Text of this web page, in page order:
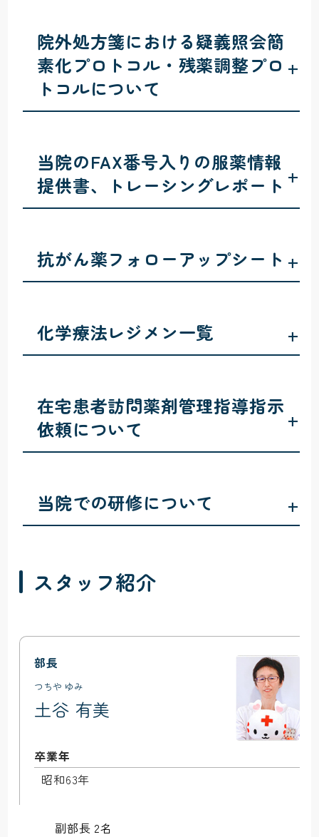
院外処方箋における疑義照会簡
素化プロトコル・残薬調整プロ
トコルについて
+
当院のFAX番号入りの服薬情報
提供書、トレーシングレポート +
抗がん薬フォローアップシート +
化学療法レジメン一覧 +
在宅患者訪問薬剤管理指導指示
依頼について
+
当院での研修について +
スタッフ紹介
部長
つちや ゆみ
土谷 有美
卒業年
昭和63年
副部長 2名